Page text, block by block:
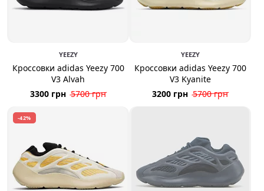
YEEZY
Кроссовки adidas Yeezy 700
V3 Alvah
3300 грн 5700 грн
YEEZY
Кроссовки adidas Yeezy 700
V3 Kyanite
3200 грн 5700 грн
-42%